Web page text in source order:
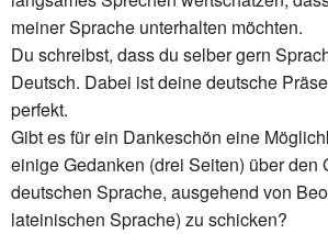
meiner Sprache unterhalten möchten.
Du schreibst, dass du selber gern
Deutsch. Dabei ist deine deutsche
perfekt.
Gibt es für ein Dankeschön eine
einige Gedanken (drei Seiten) über den
deutschen Sprache, ausgehend von
lateinischen Sprache) zu schicken?